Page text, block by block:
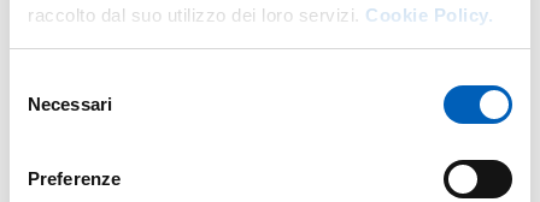
raccolto dal suo utilizzo dei loro servizi. Cookie Policy.
delNecessari
Preferenze
Gastronomy e coordinato dalla docente Francesca
Scazzina. Ottima occasione di sinergia di tutte le realtà
formare tecniche e tecnici esperti nella gestione di